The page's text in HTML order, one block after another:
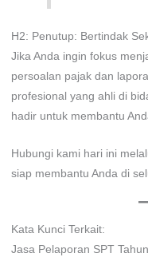
H2: Penutup: Bertindak
Jika Anda ingin fokus
persoalan pajak dan
profesional yang ahli di
hadir untuk membantu
Hubungi kami hari ini
siap membantu Anda di
Kata Kunci Terkait:
Jasa Pelaporan SPT